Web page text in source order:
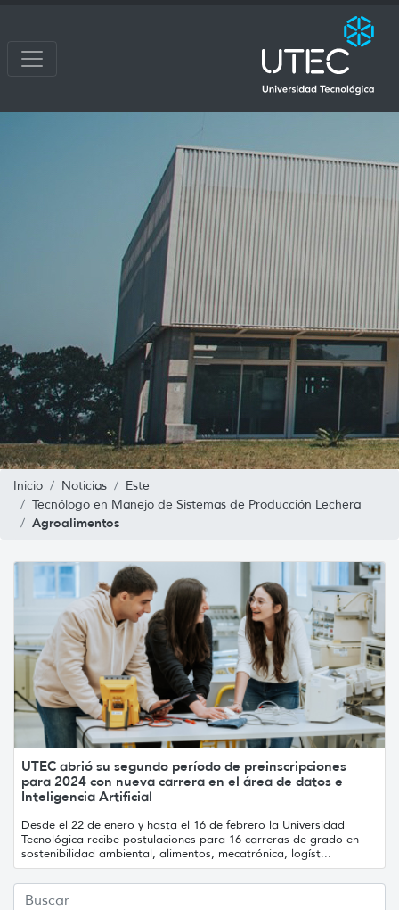
Inicio Noticias
Este
Tecnólogo en Manejo de Sistemas de Producción Lechera
Agroalimentos
UTEC abrió su segundo período de preinscripciones
para 2024 con nueva carrera en el área de datos e
Inteligencia Artificial
Desde el 22 de enero y hasta el 16 de febrero la Universidad
Tecnológica recibe postulaciones para 16 carreras de grado en
sostenibilidad ambiental, alimentos, mecatrónica, logíst...